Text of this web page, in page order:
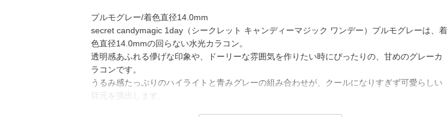
プルモグレー/着色直径14.0mm
secret candymagic 1day（シークレット キャンディーマジック ワンデー）プルモグレーは、着
色直径14.0mmの回らない水光カラコン。
透明感あふれる儚げな印象や、ドーリーな雰囲気を作りたい時にぴったりの、甘めのグレーカ
ラコンです。
うるみ感たっぷりのハイライトと青みグレーの組み合わせが、クールになりすぎず可愛らしい
目元を演出します。